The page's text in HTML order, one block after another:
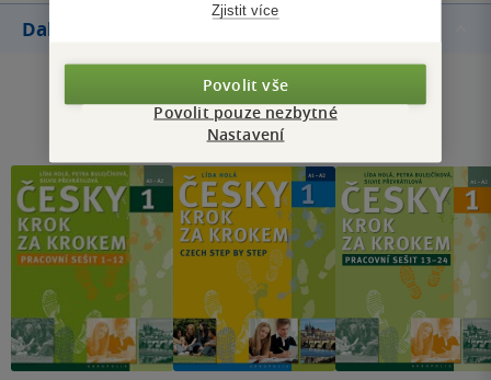
Další knihy autora
Zjistit více
Povolit vše
Povolit pouze nezbytné
Nastavení